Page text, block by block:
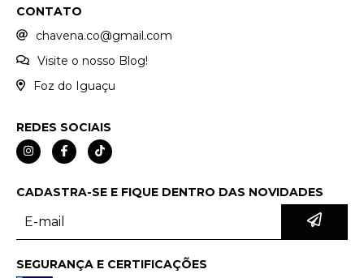
CONTATO
chavena.co@gmail.com
Visite o nosso Blog!
Foz do Iguaçu
REDES SOCIAIS
CADASTRA-SE E FIQUE DENTRO DAS NOVIDADES
SEGURANÇA E CERTIFICAÇÕES